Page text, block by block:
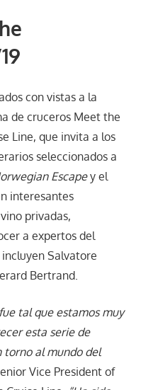
con vistas a la
de cruceros Meet the
Line, que invita a los
seleccionados a
Escapey el
interesantes
privadas,
a expertos del
Salvatore
Bertrand.
tal que estamos muy
esta serie de
torno al mundo del
Vice President of